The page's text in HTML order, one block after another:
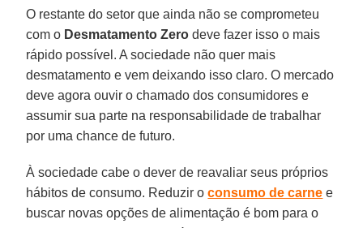
O restante do setor que ainda não se comprometeu
com o Desmatamento Zero deve fazer isso o mais
rápido possível. A sociedade não quer mais
desmatamento e vem deixando isso claro. O mercado
deve agora ouvir o chamado dos consumidores e
assumir sua parte na responsabilidade de trabalhar
por uma chance de futuro.
À sociedade cabe o dever de reavaliar seus próprios
hábitos de consumo. Reduzir oconsumo de carne e
buscar novas opções de alimentação é bom para o